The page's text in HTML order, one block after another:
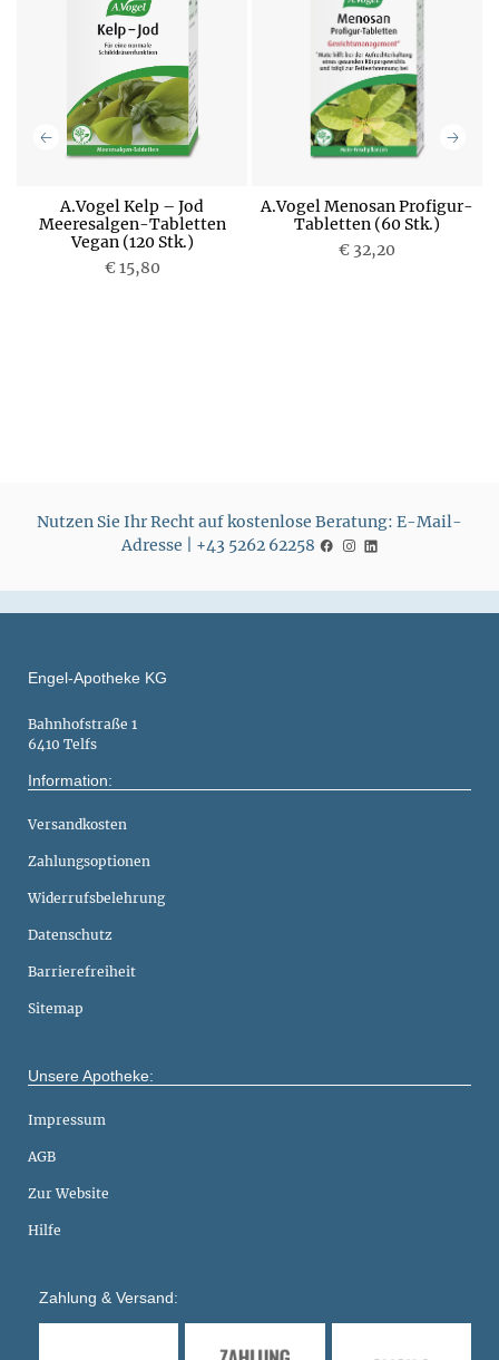
A.Vogel Kelp – Jod
Meeresalgen-Tabletten
Vegan (120 Stk.)
€ 15,80
A.Vogel Menosan Profigur-
Tabletten (60 Stk.)
€ 32,20
P
Nutzen Sie Ihr Recht auf kostenlose Beratung: E-Mail-
Adresse | +43 5262 62258
Engel-Apotheke KG
Bahnhofstraße 1
6410 Telfs
Information:
Versandkosten
Zahlungsoptionen
Widerrufsbelehrung
Datenschutz
Barrierefreiheit
Sitemap
Unsere Apotheke:
Impressum
AGB
Zur Website
Hilfe
Zahlung & Versand: